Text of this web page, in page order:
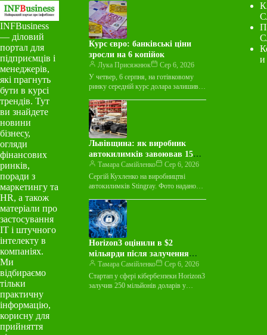
INFBusiness
— діловий
портал для
підприємців і
менеджерів,
які прагнуть
бути в курсі
трендів. Тут
ви знайдете
новини
бізнесу,
огляди
фінансових
ринків,
поради з
маркетингу та
HR, а також
матеріали про
застосування
ІТ і штучного
інтелекту в
компаніях.
Ми
відбираємо
тільки
практичну
інформацію,
корисну для
прийняття
Курс євро: банківські ціни
зросли на 6 копійок
Лука Присяжнюк
Сер 6, 2026
У четвер, 6 серпня, на готівковому
ринку середній курс долара залишився
копійки у…
Львівщина: як виробник
автокилимків завоював 15
країн світу
Тамара Самійленко
Сер 6, 2026
Сергій Кухленко на виробництві
автокилимків Stingray. Фото надано
виробник автокилимків Stingray
працював лише на українському ринку
й…
Horizon3 оцінили в $2
мільярди після залучення
$250 мільйонів на тлі
зростання ШІ-загроз
Тамара Самійленко
Сер 6, 2026
Стартап у сфері кібербезпеки Horizon3
залучив 250 мільйонів доларів у
и